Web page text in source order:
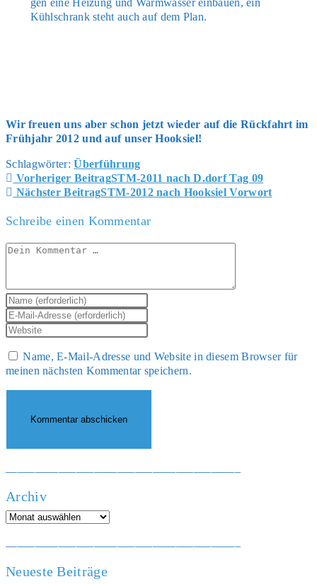
Kühl­schrank steht auch auf dem Plan.
Wir freu­en uns aber schon jetzt wie­der auf die Rück­fahrt im
Früh­jahr 2012 und auf unser Hook­siel!
Schlagwörter:Überführung
Weitere
Artikel
Vorheriger BeitragSTM-2011 nach D.dorf Tag 09
Nächster BeitragSTM-2012 nach Hooksiel Vorwort
Schreibe einen Kommentar
Kommentar
Gib
deinen
Namen
oder
Benutzernamen
zum
Gib
deine
Mail-
Adresse
Gib
Website-
URL
Name, E-Mail-Adresse und Website in diesem Browser für
meinen nächsten Kommentar speichern.
Archiv
Archiv
Neueste Beiträge